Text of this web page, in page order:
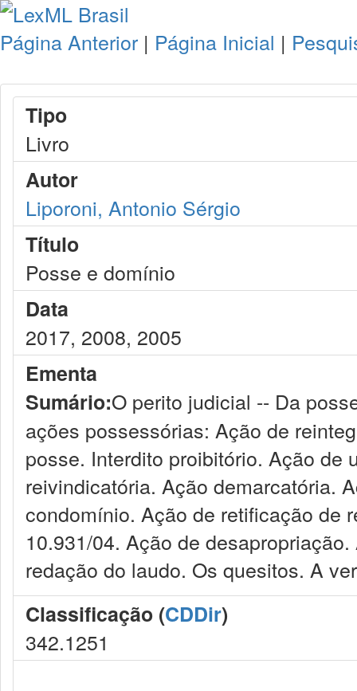
Página Anterior | Página Inicial |
Tipo
Livro
Autor
Liporoni, Antonio Sérgio
Título
Posse e domínio
Data
2017, 2008, 2005
Ementa
Sumário:O perito judicial -- Da
ações possessórias: Ação de
posse. Interdito proibitório. Ação de
reivindicatória. Ação demarcatória.
condomínio. Ação de retificação de
10.931/04. Ação de
redação do laudo. Os quesitos. A
Classificação (CDDir)
342.1251